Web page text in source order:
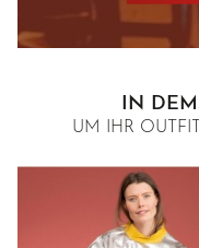
IN
UM IHR